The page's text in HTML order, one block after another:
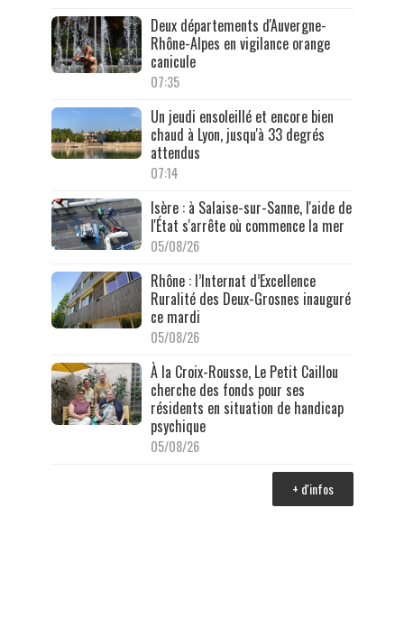
Deux départements d'Auvergne-
Rhône-Alpes en vigilance orange
canicule
07:35
Un jeudi ensoleillé et encore bien
chaud à Lyon, jusqu'à 33 degrés
attendus
07:14
Isère : à Salaise-sur-Sanne, l'aide de
l'État s'arrête où commence la mer
05/08/26
Rhône : l’Internat d’Excellence
Ruralité des Deux-Grosnes inauguré
ce mardi
05/08/26
À la Croix-Rousse, Le Petit Caillou
cherche des fonds pour ses
résidents en situation de handicap
psychique
05/08/26
+ d'infos